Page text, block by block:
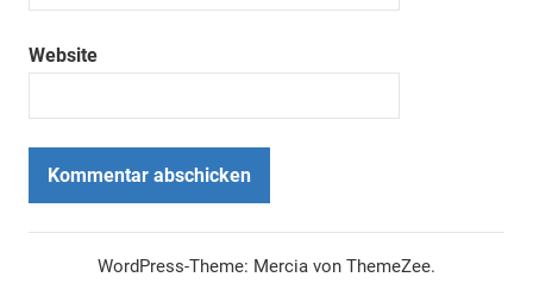
Website
WordPress-Theme: Mercia von ThemeZee.